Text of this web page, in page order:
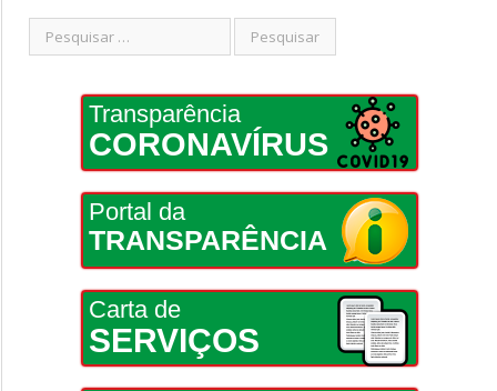
Transparência
CORONAVÍRUS
Portal da
TRANSPARÊNCIA
Carta de
SERVIÇOS